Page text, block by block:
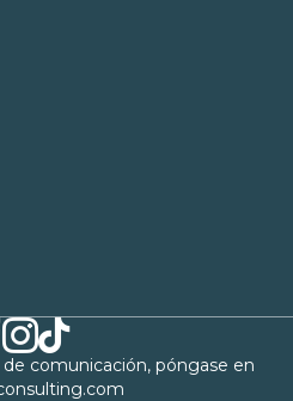
comunicación, póngase en